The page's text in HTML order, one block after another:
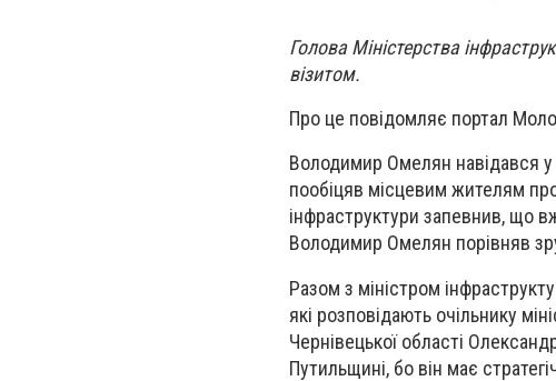
Голова Міністерства
візитом.
Про це повідомляє портал
Володимир Омелян навідався
пообіцяв місцевим жителям
інфраструктури запевнив, що
Володимир Омелян порівняв
Разом з міністром
які розповідають очільнику
Чернівецької області
Путильщині, бо він має